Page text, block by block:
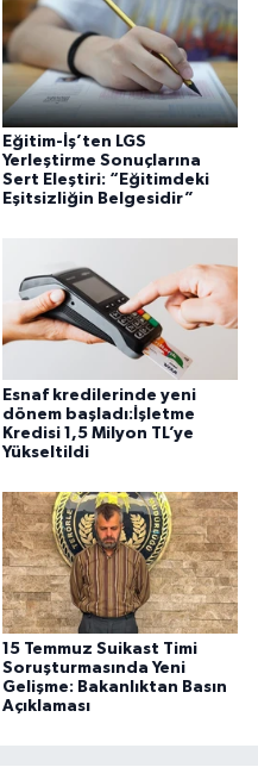
Eğitim-İş’ten LGS
Yerleştirme Sonuçlarına
Sert Eleştiri: “Eğitimdeki
Eşitsizliğin Belgesidir”
Esnaf kredilerinde yeni
dönem başladı:İşletme
Kredisi 1,5 Milyon TL’ye
Yükseltildi
15 Temmuz Suikast Timi
Soruşturmasında Yeni
Gelişme: Bakanlıktan Basın
Açıklaması